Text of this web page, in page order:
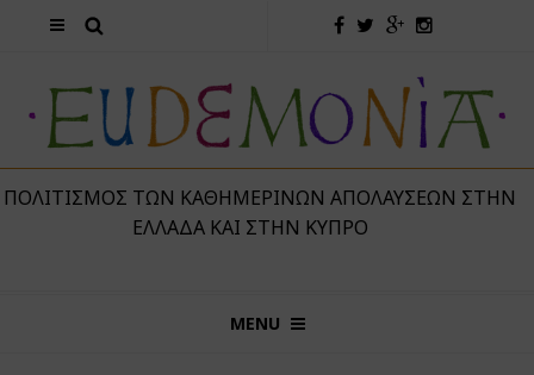
ΤΩΝ ΚΑΘΗΜΕΡΙΝΏΝ ΑΠΟΛΑΎΣΕΩΝ ΣΤΗΝ
ΕΛΛΆΔΑ ΚΑΙ ΣΤΗΝ ΚΎΠΡΟ
MENU